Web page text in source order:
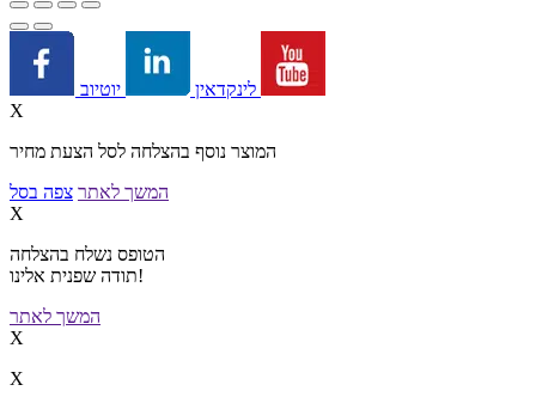
לינקדאין
X
המוצר נוסף בהצלחה לסל הצעת מחיר
המשך לאתר צפה בסל
X
הטופס נשלח בהצלחה
תודה שפנית אלינו!
המשך לאתר
X
X